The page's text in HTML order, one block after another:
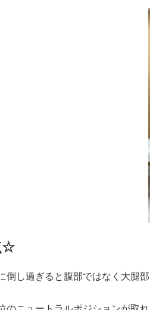
☆
倒し過ぎると腹部ではなく大腿